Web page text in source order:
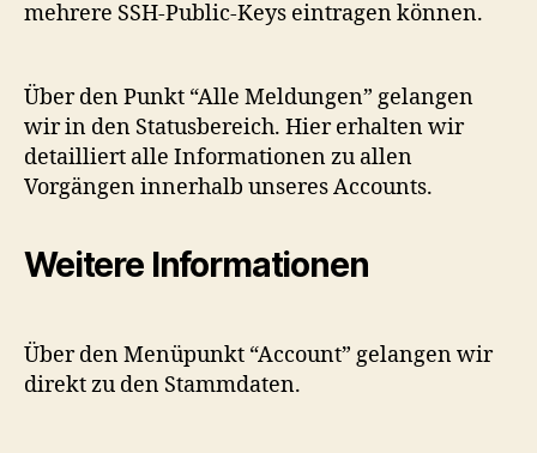
mehrere SSH-Public-Keys eintragen können.
Über den Punkt “Alle Meldungen” gelangen
wir in den Statusbereich. Hier erhalten wir
detailliert alle Informationen zu allen
Vorgängen innerhalb unseres Accounts.
Weitere Informationen
Über den Menüpunkt “Account” gelangen wir
direkt zu den Stammdaten.